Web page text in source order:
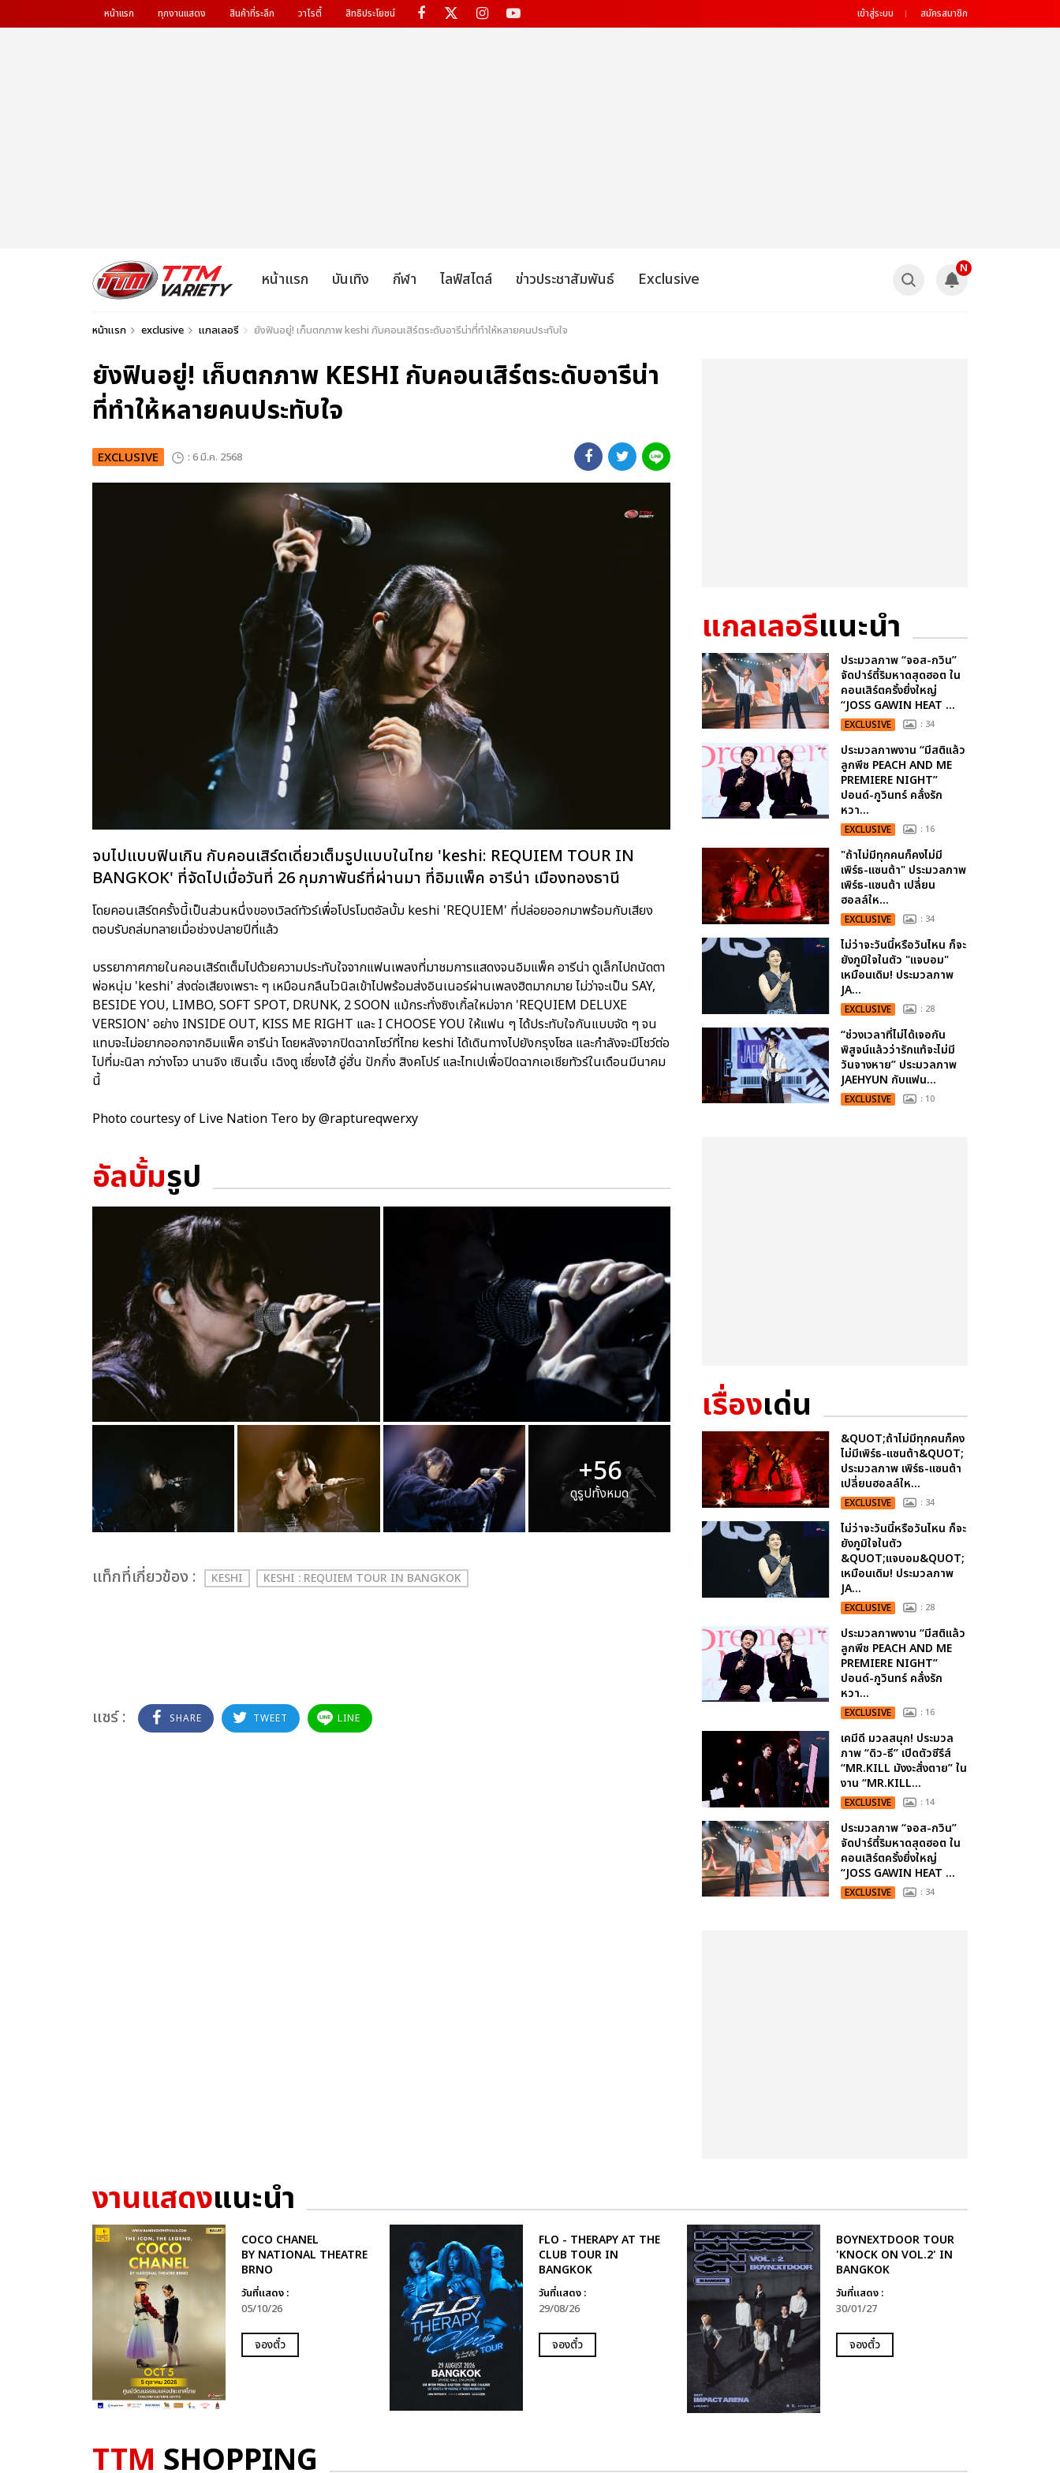
หน้าแรก ทุกงานแสดง สินค้าที่ระลึก วาไรตี้ สิทธิประโยชน์ เข้าสู่ระบบ สมัครสมาชิก
หน้าแรก บันเทิง กีฬา ไลฟ์สไตล์ ข่าวประชาสัมพันธ์ Exclusive
N
หน้าแรก exclusive แกลเลอรี ยังฟินอยู่! เก็บตกภาพ keshi กับคอนเสิร์ตระดับอารีน่าที่ทำให้หลายคนประทับใจ
ยังฟินอยู่! เก็บตกภาพ KESHI กับคอนเสิร์ตระดับอารีน่า
ที่ทำให้หลายคนประทับใจ
EXCLUSIVE : 6 มี.ค. 2568
จบไปแบบฟินเกิน กับคอนเสิร์ตเดี่ยวเต็มรูปแบบในไทย 'keshi: REQUIEM TOUR IN
BANGKOK' ที่จัดไปเมื่อวันที่ 26 กุมภาพันธ์ที่ผ่านมา ที่อิมแพ็ค อารีน่า เมืองทองธานี
โดยคอนเสิร์ตครั้งนี้เป็นส่วนหนึ่งของเวิลด์ทัวร์เพื่อโปรโมตอัลบั้ม keshi 'REQUIEM' ที่ปล่อยออกมาพร้อมกับเสียง
ตอบรับถล่มทลายเมื่อช่วงปลายปีที่แล้ว
บรรยากาศภายในคอนเสิร์ตเต็มไปด้วยความประทับใจจากแฟนเพลงที่มาชมการแสดงจนอิมแพ็ค อารีน่า ดูเล็กไปถนัดตา
พ่อหนุ่ม 'keshi' ส่งต่อเสียงเพราะ ๆ เหมือนกลืนไวนิลเข้าไปพร้อมส่งอินเนอร์ผ่านเพลงฮิตมากมาย ไม่ว่าจะเป็น SAY,
BESIDE YOU, LIMBO, SOFT SPOT, DRUNK, 2 SOON แม้กระทั่งซิงเกิ้ลใหม่จาก 'REQUIEM DELUXE
VERSION' อย่าง INSIDE OUT, KISS ME RIGHT และ I CHOOSE YOU ให้แฟน ๆ ได้ประทับใจกันแบบจัด ๆ จน
แทบจะไม่อยากออกจากอิมแพ็ค อารีน่า โดยหลังจากปิดฉากโชว์ที่ไทย keshi ได้เดินทางไปยังกรุงโซล และกำลังจะมีโชว์ต่อ
ไปที่มะนิลา กว่างโจว นานจิง เซินเจิ้น เฉิงตู เซี่ยงไฮ้ อู่ฮั่น ปักกิ่ง สิงคโปร์ และไทเปเพื่อปิดฉากเอเชียทัวร์ในเดือนมีนาคม
นี้
Photo courtesy of Live Nation Tero by @raptureqwerxy
อัลบั้มรูป
+56
ดูรูปทั้งหมด
เเท็กที่เกี่ยวข้อง : KESHI KESHI : REQUIEM TOUR IN BANGKOK
แชร์ : SHARE TWEET LINE
แกลเลอรีแนะนำ
ประมวลภาพ “จอส-กวิน”
จัดปาร์ตี้ริมหาดสุดฮอต ใน
คอนเสิร์ตครั้งยิ่งใหญ่
“JOSS GAWIN HEAT ...
EXCLUSIVE : 34
ประมวลภาพงาน “มีสติแล้ว
ลูกพีช PEACH AND ME
PREMIERE NIGHT”
ปอนด์-ภูวินทร์ คลั่งรัก
หวา...
EXCLUSIVE : 16
"ถ้าไม่มีทุกคนก็คงไม่มี
เพิร์ธ-แซนต้า" ประมวลภาพ
เพิร์ธ-แซนต้า เปลี่ยน
ฮอลล์ให...
EXCLUSIVE : 34
ไม่ว่าจะวันนี้หรือวันไหน ก็จะ
ยังภูมิใจในตัว "แจบอม"
เหมือนเดิม! ประมวลภาพ
JA...
EXCLUSIVE : 28
“ช่วงเวลาที่ไม่ได้เจอกัน
พิสูจน์แล้วว่ารักแท้จะไม่มี
วันจางหาย” ประมวลภาพ
JAEHYUN กับแฟน...
EXCLUSIVE : 10
เรื่องเด่น
&QUOT;ถ้าไม่มีทุกคนก็คง
ไม่มีเพิร์ธ-แซนต้า&QUOT;
ประมวลภาพ เพิร์ธ-แซนต้า
เปลี่ยนฮอลล์ให...
EXCLUSIVE : 34
ไม่ว่าจะวันนี้หรือวันไหน ก็จะ
ยังภูมิใจในตัว
&QUOT;แจบอม&QUOT;
เหมือนเดิม! ประมวลภาพ
JA...
EXCLUSIVE : 28
ประมวลภาพงาน “มีสติแล้ว
ลูกพีช PEACH AND ME
PREMIERE NIGHT”
ปอนด์-ภูวินทร์ คลั่งรัก
หวา...
EXCLUSIVE : 16
เคมีดี มวลสนุก! ประมวล
ภาพ “ดิว-ธี” เปิดตัวซีรีส์
“MR.KILL มังงะสั่งตาย” ใน
งาน “MR.KILL...
EXCLUSIVE : 14
ประมวลภาพ “จอส-กวิน”
จัดปาร์ตี้ริมหาดสุดฮอต ใน
คอนเสิร์ตครั้งยิ่งใหญ่
“JOSS GAWIN HEAT ...
EXCLUSIVE : 34
งานแสดงแนะนำ
COCO CHANEL
BY NATIONAL THEATRE
BRNO
วันที่แสดง :
05/10/26
จองตั๋ว
FLO - THERAPY AT THE
CLUB TOUR IN
BANGKOK
วันที่แสดง :
29/08/26
จองตั๋ว
BOYNEXTDOOR TOUR
'KNOCK ON VOL.2' IN
BANGKOK
วันที่แสดง :
30/01/27
จองตั๋ว
TTM SHOPPING